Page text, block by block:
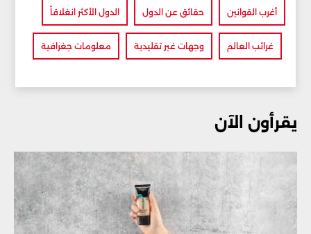
أغرب القوانين حقائق عن الدول الدول الأكثر انغلاقاً
غرائب العالم وجهات غير تقليدية معلومات جغرافية
يقرأون الآن